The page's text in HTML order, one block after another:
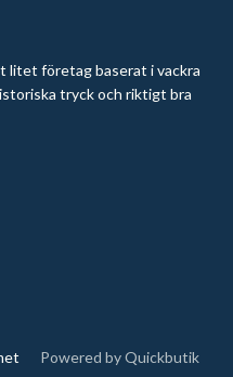
litet företag baserat i vackra
tryck och riktigt bra
Powered by Quickbutik